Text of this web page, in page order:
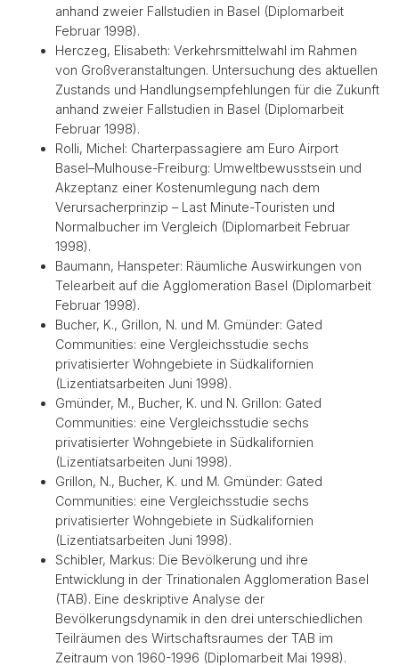
anhand zweier Fallstudien in Basel (Diplomarbeit
Februar 1998).
Herczeg, Elisabeth: Verkehrsmittelwahl im Rahmen
von Großveranstaltungen. Untersuchung des aktuellen
Zustands und Handlungsempfehlungen für die Zukunft
anhand zweier Fallstudien in Basel (Diplomarbeit
Februar 1998).
Rolli, Michel: Charterpassagiere am Euro Airport
Basel–Mulhouse-Freiburg: Umweltbewusstsein und
Akzeptanz einer Kostenumlegung nach dem
Verursacherprinzip – Last Minute-Touristen und
Normalbucher im Vergleich (Diplomarbeit Februar
1998).
Baumann, Hanspeter: Räumliche Auswirkungen von
Telearbeit auf die Agglomeration Basel (Diplomarbeit
Februar 1998).
Bucher, K., Grillon, N. und M. Gmünder: Gated
Communities: eine Vergleichsstudie sechs
privatisierter Wohngebiete in Südkalifornien
(Lizentiatsarbeiten Juni 1998).
Gmünder, M., Bucher, K. und N. Grillon: Gated
Communities: eine Vergleichsstudie sechs
privatisierter Wohngebiete in Südkalifornien
(Lizentiatsarbeiten Juni 1998).
Grillon, N., Bucher, K. und M. Gmünder: Gated
Communities: eine Vergleichsstudie sechs
privatisierter Wohngebiete in Südkalifornien
(Lizentiatsarbeiten Juni 1998).
Schibler, Markus: Die Bevölkerung und ihre
Entwicklung in der Trinationalen Agglomeration Basel
(TAB). Eine deskriptive Analyse der
Bevölkerungsdynamik in den drei unterschiedlichen
Teilräumen des Wirtschaftsraumes der TAB im
Zeitraum von 1960-1996 (Diplomarbeit Mai 1998).